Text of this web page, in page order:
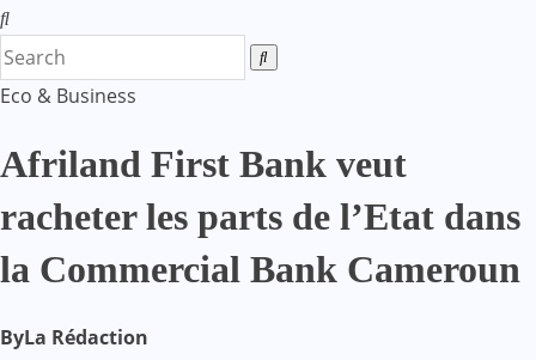
Eco & Business
Afriland First Bank veut
racheter les parts de l’Etat dans
la Commercial Bank Cameroun
ByLa Rédaction